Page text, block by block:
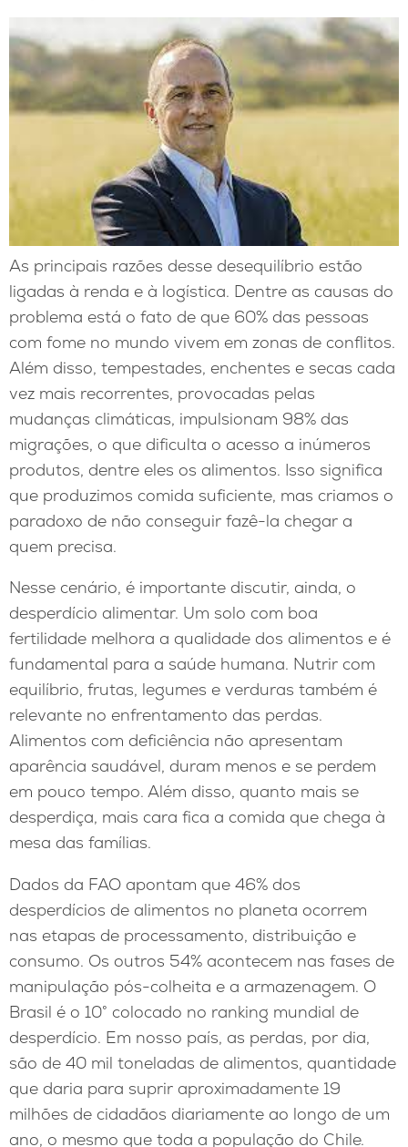
As principais razões desse desequilíbrio estão
ligadas à renda e à logística. Dentre as causas do
problema está o fato de que 60% das pessoas
com fome no mundo vivem em zonas de conflitos.
Além disso, tempestades, enchentes e secas cada
vez mais recorrentes, provocadas pelas
mudanças climáticas, impulsionam 98% das
migrações, o que dificulta o acesso a inúmeros
produtos, dentre eles os alimentos. Isso significa
que produzimos comida suficiente, mas criamos o
paradoxo de não conseguir fazê-la chegar a
quem precisa.
Nesse cenário, é importante discutir, ainda, o
desperdício alimentar. Um solo com boa
fertilidade melhora a qualidade dos alimentos e é
fundamental para a saúde humana. Nutrir com
equilíbrio, frutas, legumes e verduras também é
relevante no enfrentamento das perdas.
Alimentos com deficiência não apresentam
aparência saudável, duram menos e se perdem
em pouco tempo. Além disso, quanto mais se
desperdiça, mais cara fica a comida que chega à
mesa das famílias.
Dados da FAO apontam que 46% dos
desperdícios de alimentos no planeta ocorrem
nas etapas de processamento, distribuição e
consumo. Os outros 54% acontecem nas fases de
manipulação pós-colheita e a armazenagem. O
Brasil é o 10° colocado no ranking mundial de
desperdício. Em nosso país, as perdas, por dia,
são de 40 mil toneladas de alimentos, quantidade
que daria para suprir aproximadamente 19
milhões de cidadãos diariamente ao longo de um
ano, o mesmo que toda a população do Chile.